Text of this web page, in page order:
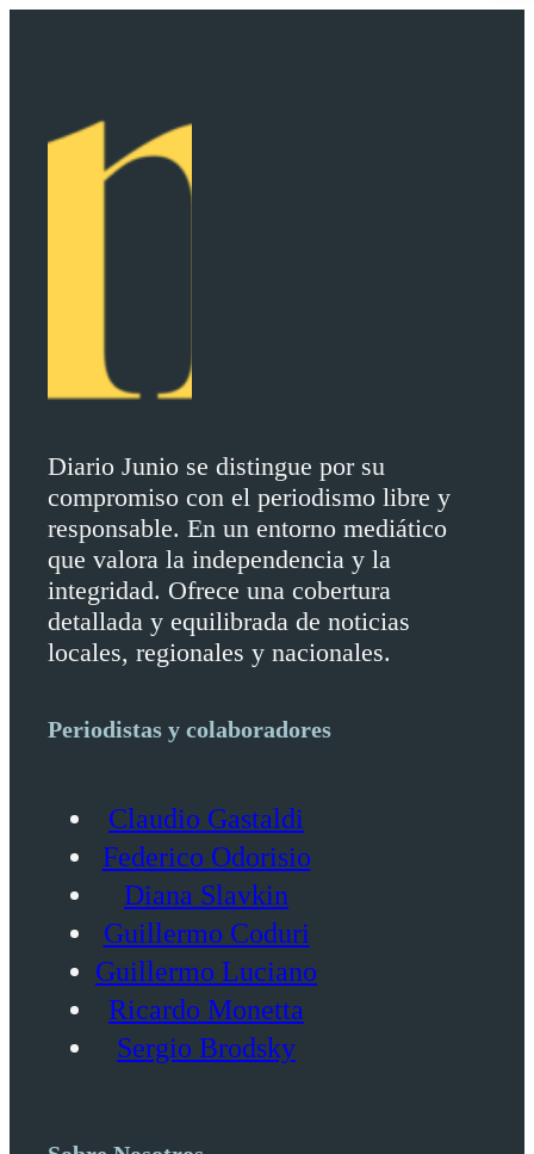
Diario Junio se distingue por su
compromiso con el periodismo libre y
responsable. En un entorno mediático
que valora la independencia y la
integridad. Ofrece una cobertura
detallada y equilibrada de noticias
locales, regionales y nacionales.
Periodistas y colaboradores
Claudio Gastaldi
Federico Odorisio
Diana Slavkin
Guillermo Coduri
Guillermo Luciano
Ricardo Monetta
Sergio Brodsky